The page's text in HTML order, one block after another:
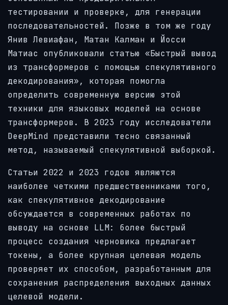
тестировании и проверке, для генерации
последовательностей. Позже в том же году
Янив Левиафан, Матан Калман и Йосси
Матиас опубликовали статью «Быстрый вывод
из трансформеров с помощью спекулятивного
декодирования», которая помогла
определить современную версию этой
техники для языковых моделей на основе
трансформеров. В 2023 году исследователи
DeepMind представили тесно связанный
метод, называемый спекулятивной выборкой.
Статьи 2022 и 2023 годов являются
наиболее четкими предшественниками того,
как спекулятивное декодирование
обсуждается в современных работах по
выводу на основе LLM: более быстрый
процесс создания черновика предлагает
токены, а более крупная целевая модель
проверяет их способом, разработанным для
сохранения распределения выходных данных
целевой модели.